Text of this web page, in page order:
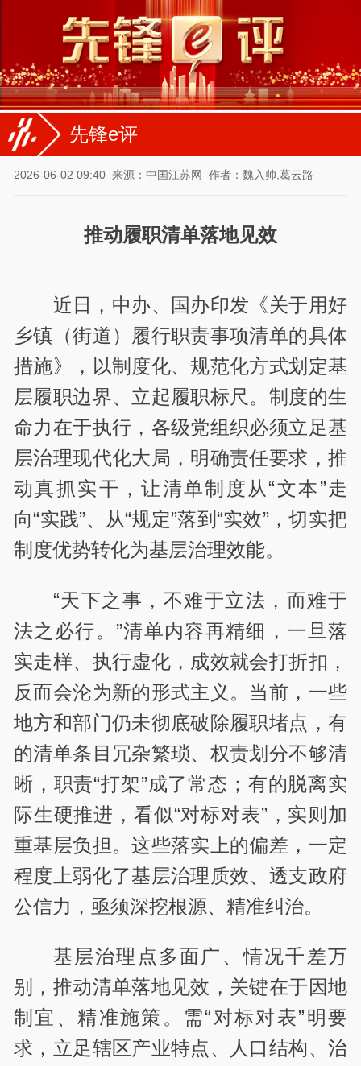
先锋e评
2026-06-02 09:40 来源：中国江苏网 作者：魏入帅,葛云路
推动履职清单落地见效
近日，中办、国办印发《关于用好
乡镇（街道）履行职责事项清单的具体
措施》，以制度化、规范化方式划定基
层履职边界、立起履职标尺。制度的生
命力在于执行，各级党组织必须立足基
层治理现代化大局，明确责任要求，推
动真抓实干，让清单制度从“文本”走
向“实践”、从“规定”落到“实效”，切实把
制度优势转化为基层治理效能。
“天下之事，不难于立法，而难于
法之必行。”清单内容再精细，一旦落
实走样、执行虚化，成效就会打折扣，
反而会沦为新的形式主义。当前，一些
地方和部门仍未彻底破除履职堵点，有
的清单条目冗杂繁琐、权责划分不够清
晰，职责“打架”成了常态；有的脱离实
际生硬推进，看似“对标对表”，实则加
重基层负担。这些落实上的偏差，一定
程度上弱化了基层治理质效、透支政府
公信力，亟须深挖根源、精准纠治。
基层治理点多面广、情况千差万
别，推动清单落地见效，关键在于因地
制宜、精准施策。需“对标对表”明要
求，立足辖区产业特点、人口结构、治